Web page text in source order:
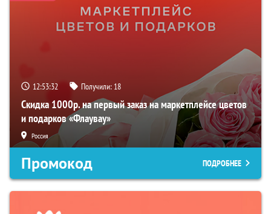
12:53:31 Получили: 18
Скидка 1000р. на первый заказ на маркетплейсе цветов
и подарков «Флаувау»
Россия
Промокод ПОДРОБНЕЕ